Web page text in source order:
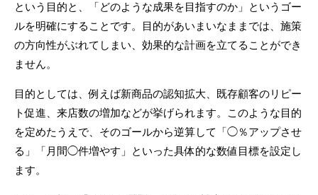
という目的と、「どのような成果を目指すのか」というゴー
ルを明確にすることです。目的があいまいなままでは、施策
の方向性がぶれてしまい、効果的な計画を立てることができ
ません。
目的としては、例えば新商品の認知拡大、既存顧客のリピー
ト促進、来店数の増加などが挙げられます。このような目的
を定めたうえで、そのゴールから逆算して「◯％アップさせ
る」「月間◯件増やす」といった具体的な数値目標を設定し
ます。